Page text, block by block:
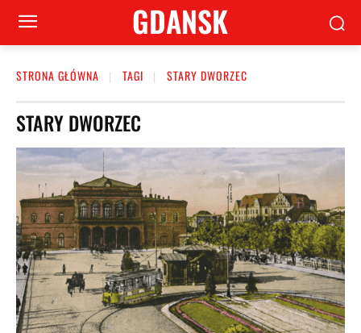
GDANSK
STRONA GŁÓWNA TAGI STARY DWORZEC
STARY DWORZEC